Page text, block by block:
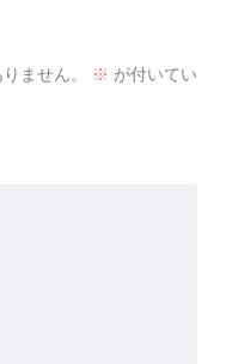
ません。 ※ が付いてい